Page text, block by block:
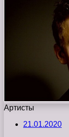
Артисты
21.01.2020